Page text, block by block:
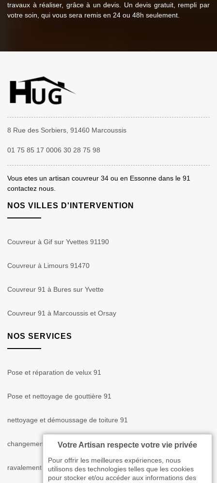
travaux à réaliser, grâce à un devis. Un devis gratuit, rempli par
votre soin, qui vous sera remis en 24 ou 48h seulement.
8 Rue des Sorbiers, 91460 Marcoussis
01 75 85 17 0006 30 28 75 98
Vous etes un artisan couvreur 34 ou en Essonne dans le 91
contactez nous.
NOS VILLES D'INTERVENTION
Couvreur à Gif sur Yvettes 91190
Couvreur à Limours 91470
Couvreur 91 à Bures sur Yvette
Couvreur 91 à Marcoussis et Orsay
NOS SERVICES
Pose et réparation de velux 91
Pose et nettoyage de gouttière 91
nettoyage et démoussage de toiture 91
changement de dessous de toit en PVC cache-moineaux 91
ravalement de façade 91
Votre Artisan respecte votre vie privée
Pour offrir les meilleures expériences, nous
utilisons des technologies telles que les cookies
pour stocker et/ou accéder aux informations des